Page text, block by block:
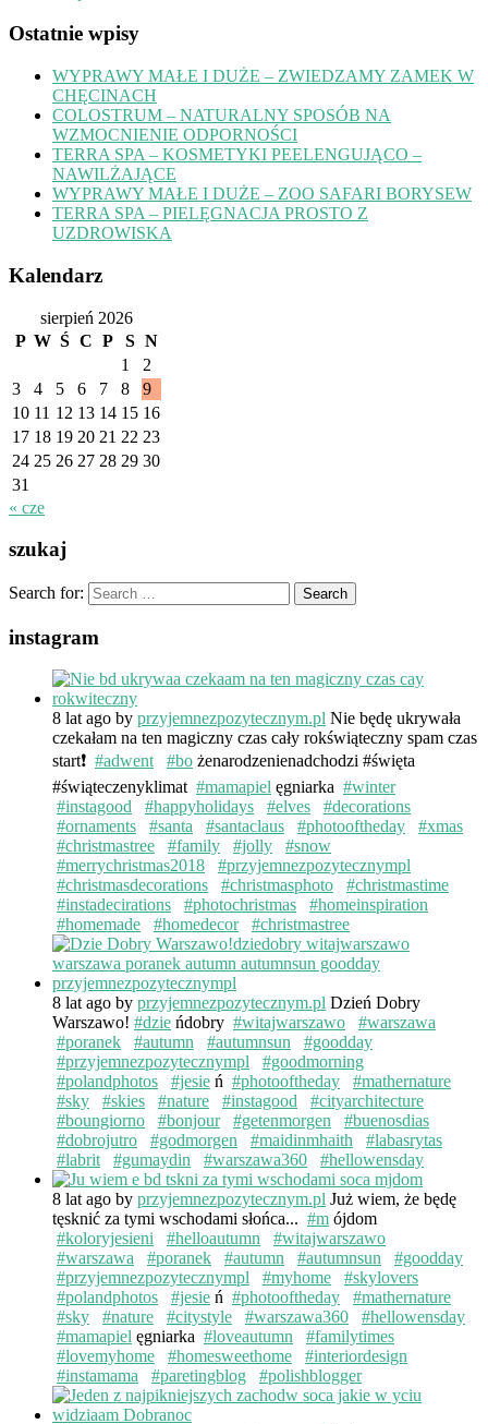
Ostatnie wpisy
WYPRAWY MAŁE I DUŻE – ZWIEDZAMY ZAMEK W
CHĘCINACH
COLOSTRUM – NATURALNY SPOSÓB NA
WZMOCNIENIE ODPORNOŚCI
TERRA SPA – KOSMETYKI PEELENGUJĄCO –
NAWILŻAJĄCE
WYPRAWY MAŁE I DUŻE – ZOO SAFARI BORYSEW
TERRA SPA – PIELĘGNACJA PROSTO Z
UZDROWISKA
Kalendarz
sierpień 2026
P W Ś C P S N
1
2
3
4 5 6 7 8
9
10 11 12 13 14 15 16
17 18 19 20 21 22 23
24 25 26 27 28 29 30
31
« cze
szukaj
Search for:
instagram
8 lat ago by przyjemnezpozytecznym.pl Nie będę ukrywała
czekałam na ten magiczny czas cały rokświąteczny spam czas
start❗️ #adwent #bo żenarodzenienadchodzi #święta
#świąteczenyklimat #mamapiel ęgniarka #winter
#instagood
#happyholidays #elves
#decorations
#ornaments
#santa #santaclaus #photooftheday
#xmas
#christmastree
#family #jolly
#snow
#merrychristmas2018
#przyjemnezpozytecznympl
#christmasdecorations
#christmasphoto
#christmastime
#instadecirations
#photochristmas
#homeinspiration
#homemade
#homedecor #christmastree
8 lat ago by przyjemnezpozytecznym.pl Dzień Dobry
Warszawo! #dzie ńdobry #witajwarszawo
#warszawa
#poranek
#autumn #autumnsun
#goodday
#przyjemnezpozytecznympl
#goodmorning
#polandphotos
#jesie ń #photooftheday
#mathernature
#sky
#skies #nature #instagood
#cityarchitecture
#boungiorno
#bonjour #getenmorgen
#buenosdias
#dobrojutro
#godmorgen #maidinmhaith
#labasrytas
#labrit
#gumaydin #warszawa360 #hellowensday
8 lat ago by przyjemnezpozytecznym.pl Już wiem, że będę
tęsknić za tymi wschodami słońca... #m ójdom
#koloryjesieni
#helloautumn
#witajwarszawo
#warszawa
#poranek #autumn #autumnsun
#goodday
#przyjemnezpozytecznympl
#myhome
#skylovers
#polandphotos
#jesie ń #photooftheday
#mathernature
#sky
#nature #citystyle #warszawa360
#hellowensday
#mamapiel ęgniarka #loveautumn
#familytimes
#lovemyhome
#homesweethome
#interiordesign
#instamama
#paretingblog #polishblogger